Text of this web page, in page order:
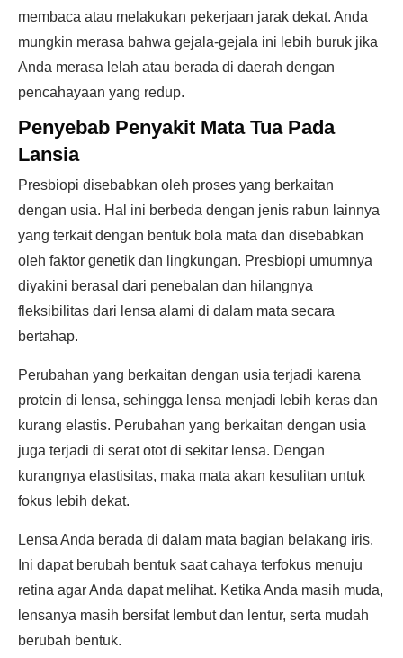
membaca atau melakukan pekerjaan jarak dekat. Anda
mungkin merasa bahwa gejala-gejala ini lebih buruk jika
Anda merasa lelah atau berada di daerah dengan
pencahayaan yang redup.
Penyebab Penyakit Mata Tua Pada
Lansia
Presbiopi disebabkan oleh proses yang berkaitan
dengan usia. Hal ini berbeda dengan jenis rabun lainnya
yang terkait dengan bentuk bola mata dan disebabkan
oleh faktor genetik dan lingkungan. Presbiopi umumnya
diyakini berasal dari penebalan dan hilangnya
fleksibilitas dari lensa alami di dalam mata secara
bertahap.
Perubahan yang berkaitan dengan usia terjadi karena
protein di lensa, sehingga lensa menjadi lebih keras dan
kurang elastis. Perubahan yang berkaitan dengan usia
juga terjadi di serat otot di sekitar lensa. Dengan
kurangnya elastisitas, maka mata akan kesulitan untuk
fokus lebih dekat.
Lensa Anda berada di dalam mata bagian belakang iris.
Ini dapat berubah bentuk saat cahaya terfokus menuju
retina agar Anda dapat melihat. Ketika Anda masih muda,
lensanya masih bersifat lembut dan lentur, serta mudah
berubah bentuk.